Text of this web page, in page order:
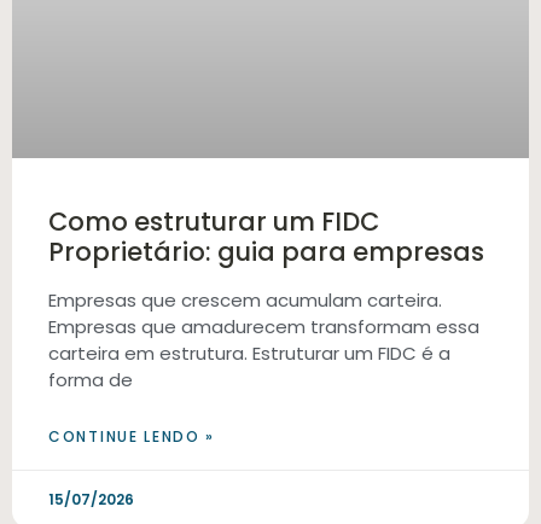
Como estruturar um FIDC
Proprietário: guia para empresas
Empresas que crescem acumulam carteira.
Empresas que amadurecem transformam essa
carteira em estrutura. Estruturar um FIDC é a
forma de
CONTINUE LENDO »
15/07/2026